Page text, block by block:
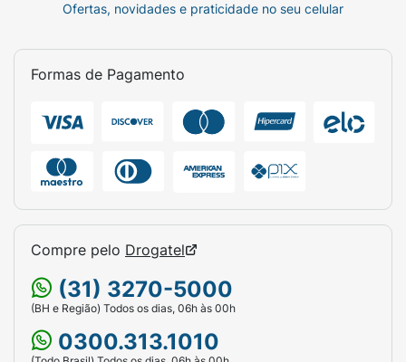
Ofertas, novidades e praticidade no seu celular
Formas de Pagamento
Compre pelo Drogatel
(31) 3270-5000
(BH e Região) Todos os dias, 06h às 00h
0300.313.1010